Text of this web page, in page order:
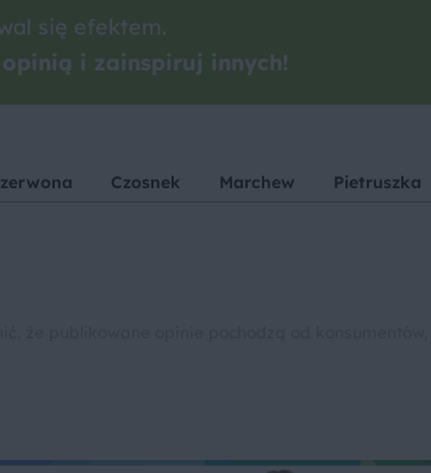
się efektem.
i zainspiruj innych!
Czosnek Marchew Pietruszka